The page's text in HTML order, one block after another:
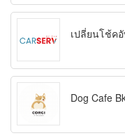
เปลี่ยนโช้ค
Dog Cafe